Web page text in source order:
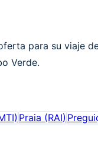
para su viaje
Verde.
) Praia (RAI)